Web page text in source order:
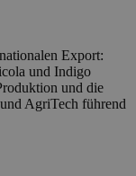
Export:
und Indigo
und die
AgriTech führend